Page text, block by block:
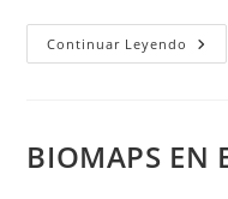
Continuar Leyendo
En
Real
BIOMAPS EN